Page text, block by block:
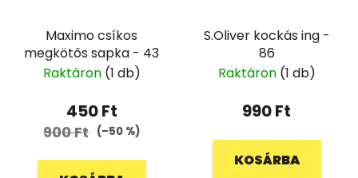
Maximo csíkos
megkötős sapka - 43
Raktáron (1 db)
450 Ft
900 Ft (–50 %)
S.Oliver kockás ing -
86
Raktáron (1 db)
990 Ft
KOSÁRBA